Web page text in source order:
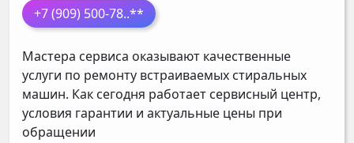
+7 (909) 500-78..**
Мастера сервиса оказывают качественные
услуги по ремонту встраиваемых стиральных
машин. Как сегодня работает сервисный центр,
условия гарантии и актуальные цены при
обращении